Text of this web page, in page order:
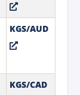
KGS/AUD
KGS/CAD